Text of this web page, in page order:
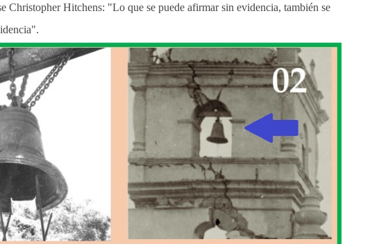
Christopher Hitchens: "Lo que se puede afirmar sin evidencia, también se